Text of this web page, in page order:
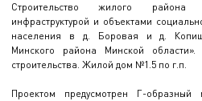
Строительство жилого района
инфраструктурой и объектами
населения в д. Боровая и д.
Минского района Минской
строительства. Жилой дом №1.5 по г.п.
Проектом предусмотрен Г-